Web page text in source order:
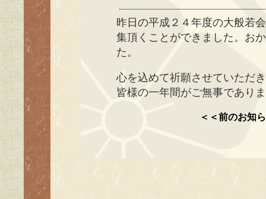
昨日の平成２４年度の大般若
集頂くことができました。お
た。
心を込めて祈願させていただ
皆様の一年間がご無事であり
＜＜前のお知